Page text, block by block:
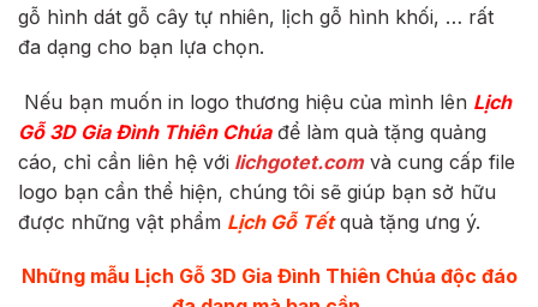
gỗ hình dát gỗ cây tự nhiên, lịch gỗ hình khối, … rất
đa dạng cho bạn lựa chọn.
Nếu bạn muốn in logo thương hiệu của mình lên Lịch
Gỗ 3D Gia Đình Thiên Chúađể làm quà tặng quảng
cáo, chỉ cần liên hệ với lichgotet.comvà cung cấp file
logo bạn cần thể hiện, chúng tôi sẽ giúp bạn sở hữu
được những vật phẩm Lịch Gỗ Tếtquà tặng ưng ý.
Những mẫu Lịch Gỗ 3D Gia Đình Thiên Chúa độc đáo